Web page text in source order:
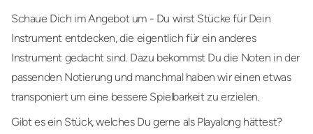
Schaue Dich im Angebot um - Du wirst Stücke für Dein
Instrument entdecken, die eigentlich für ein anderes
Instrument gedacht sind. Dazu bekommst Du die Noten in der
passenden Notierung und manchmal haben wir einen etwas
transponiert um eine bessere Spielbarkeit zu erzielen.
Gibt es ein Stück, welches Du gerne als Playalong hättest?